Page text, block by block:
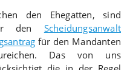
den Ehegatten, sind
den Scheidungsanwalt
für den Mandanten
Das von uns